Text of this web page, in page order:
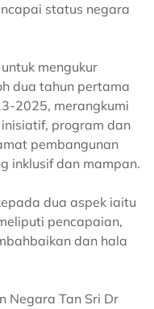
status negara
mengukur
dua tahun pertama
2025, merangkumi
program dan
pembangunan
inklusif dan mampan.
dua aspek iaitu
pencapaian,
dan hala
Negara Tan Sri Dr